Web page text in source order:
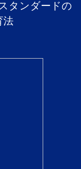
タンダードの
法